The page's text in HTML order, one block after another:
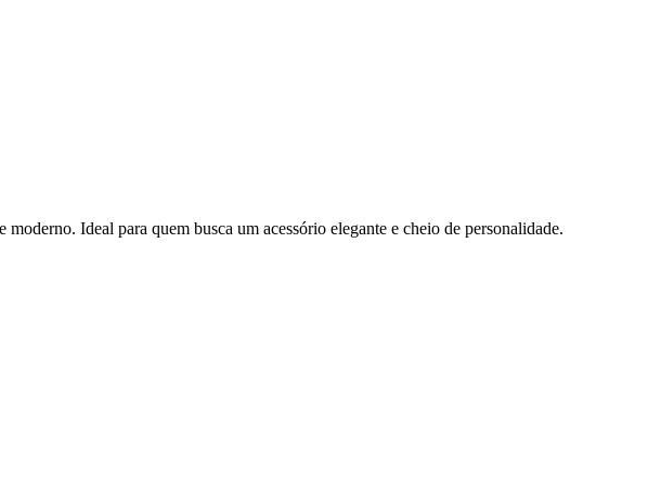
Ideal para quem busca um acessório elegante e cheio de personalidade.